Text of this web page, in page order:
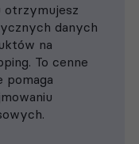
otrzymujesz
danych
na
To cenne
pomaga